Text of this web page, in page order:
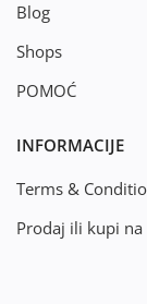
Blog
Shops
POMOĆ
INFORMACIJE
Terms &
Prodaj ili kupi na